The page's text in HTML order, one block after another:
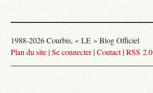
1988-2026 Courbis, « LE » Blog Officiel
Plan du site |Se connecter|Contact|RSS 2.0